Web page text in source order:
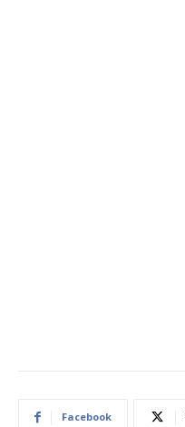
Facebook